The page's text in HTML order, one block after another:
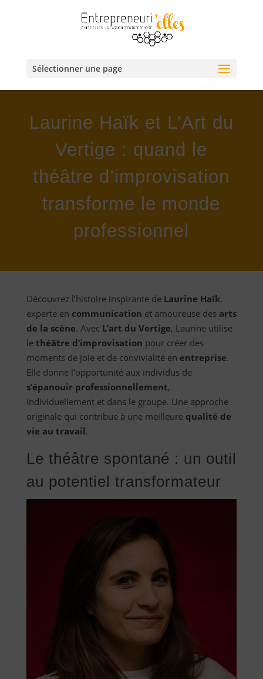
Sélectionner une page
Laurine Haïk et L’Art du
Vertige : quand le
théâtre d’improvisation
transforme le monde
professionnel
Découvrez l’histoire inspirante de Laurine Haïk,
experte en communication et amoureuse des arts
de la scène. Avec L’art du Vertige, Laurine utilise
le théâtre d’improvisation pour créer des
moments de joie et de convivialité en entreprise.
Elle donne l’opportunité aux individus de
s’épanouir professionnellement,
individuellement et dans le groupe. Une approche
originale qui contribue à une meilleure qualité de
vie au travail.
Le théâtre spontané : un outil
au potentiel transformateur